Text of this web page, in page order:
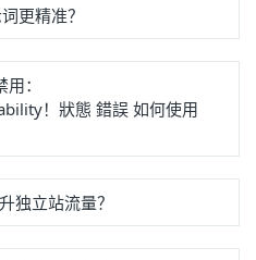
更精准？
：
！狀態 錯誤 如何使用
独立站流量？